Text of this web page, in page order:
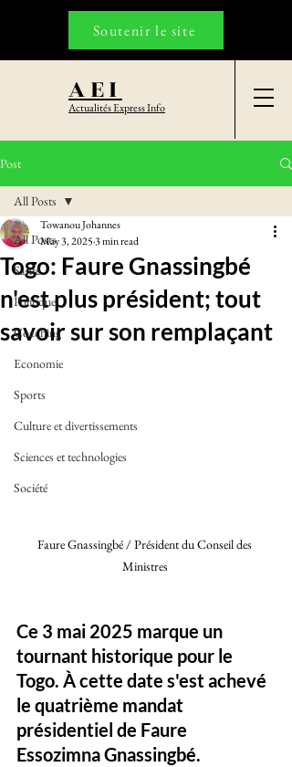
AEI
Actualités Express Info
Soutenir le site
Post
All Posts
Santé
Politique
Coaching
Economie
Sports
Culture et divertissements
Sciences et technologies
Société
All Posts
Togo: Faure Gnassingbé
n'est plus président; tout
savoir sur son remplaçant
Towanou Johannes
May 3, 20253 min read
Faure Gnassingbé / Président du Conseil des
Ministres
Ce 3 mai 2025 marque un
tournant historique pour le
Togo. À cette date s'est achevé
le quatrième mandat
présidentiel de Faure
Essozimna Gnassingbé.